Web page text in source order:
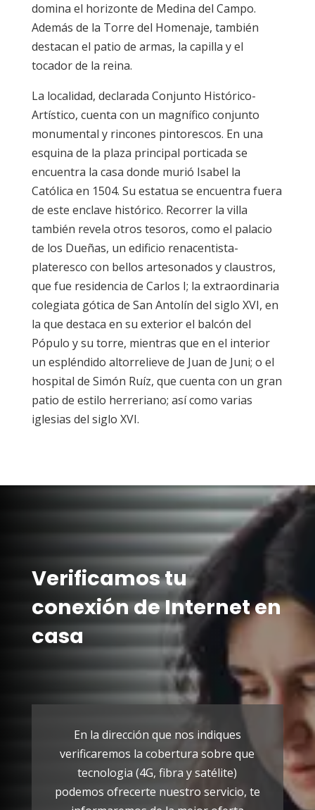
domina el horizonte de Medina del Campo.
Además de la Torre del Homenaje, también
destacan el patio de armas, la capilla y el
tocador de la reina.
La localidad, declarada Conjunto Histórico-
Artístico, cuenta con un magnífico conjunto
monumental y rincones pintorescos. En una
esquina de la plaza principal porticada se
encuentra la casa donde murió Isabel la
Católica en 1504. Su estatua se encuentra fuera
de este enclave histórico. Recorrer la villa
también revela otros tesoros, como el palacio
de los Dueñas, un edificio renacentista-
plateresco con bellos artesonados y claustros,
que fue residencia de Carlos I; la extraordinaria
colegiata gótica de San Antolín del siglo XVI, en
la que destaca en su exterior el balcón del
Pópulo y su torre, mientras que en el interior
un espléndido altorrelieve de Juan de Juni; o el
hospital de Simón Ruíz, que cuenta con un gran
patio de estilo herreriano; así como varias
iglesias del siglo XVI.
Verificamos tu
conexión de Internet en
casa
En la dirección que nos indiques
verificaremos la cobertura sobre que
tecnologia (4G, fibra y satélite)
podemos ofrecerte nuestro servicio, te